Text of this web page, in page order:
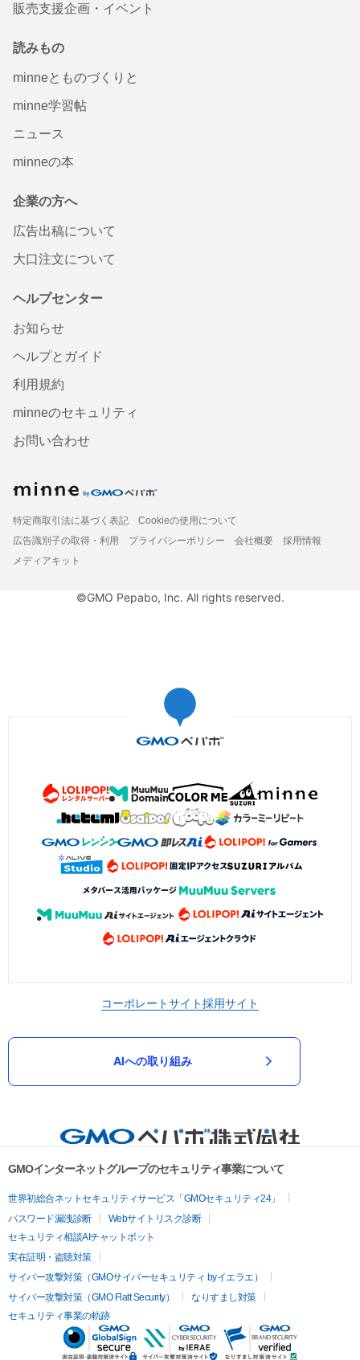
販売支援企画・イベント
読みもの
minneとものづくりと
minne学習帖
ニュース
minneの本
企業の方へ
広告出稿について
大口注文について
ヘルプセンター
お知らせ
ヘルプとガイド
利用規約
minneのセキュリティ
お問い合わせ
特定商取引法に基づく表記
Cookieの使用について
広告識別子の取得・利用
プライバシーポリシー 会社概要
採用情報
メディアキット
©GMO Pepabo, Inc. All rights reserved.
コーポレートサイト採用サイト
AIへの取り組み
GMOインターネットグループのセキュリティ事業について
世界初総合ネットセキュリティサービス「GMOセキュリティ24」
パスワード漏洩診断
Webサイトリスク診断
セキュリティ相談AIチャットボット
実在証明・盗聴対策
サイバー攻撃対策（GMOサイバーセキュリティ byイエラエ）
サイバー攻撃対策（GMO Flatt Security）
なりすまし対策
セキュリティ事業の軌跡